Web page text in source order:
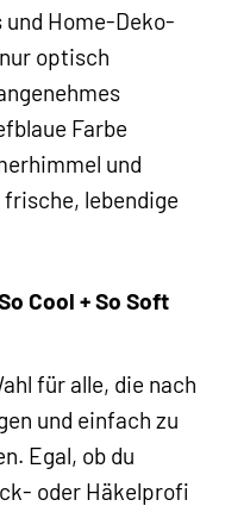
Home-Deko-
optisch
Farbe
und
lebendige
Cool + So Soft
für alle, die nach
und einfach zu
Egal, ob du
oder Häkelprofi